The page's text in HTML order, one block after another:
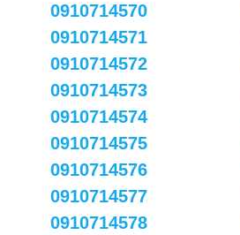
0910714570
0910714571
0910714572
0910714573
0910714574
0910714575
0910714576
0910714577
0910714578